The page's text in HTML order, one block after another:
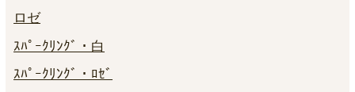
ロゼ
ｽﾊﾟｰｸﾘﾝｸﾞ・白
ｽﾊﾟｰｸﾘﾝｸﾞ・ﾛｾﾞ